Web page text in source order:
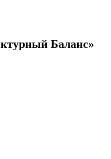
Баланс»